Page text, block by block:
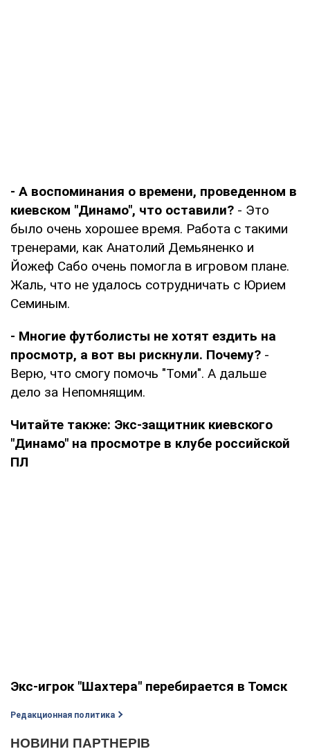
- А воспоминания о времени, проведенном в
киевском "Динамо", что оставили? - Это
было очень хорошее время. Работа с такими
тренерами, как Анатолий Демьяненко и
Йожеф Сабо очень помогла в игровом плане.
Жаль, что не удалось сотрудничать с Юрием
Семиным.
- Многие футболисты не хотят ездить на
просмотр, а вот вы рискнули. Почему? -
Верю, что смогу помочь "Томи". А дальше
дело за Непомнящим.
Читайте также: Экс-защитник киевского
"Динамо" на просмотре в клубе российской
ПЛ
Экс-игрок "Шахтера" перебирается в Томск
Редакционная политика